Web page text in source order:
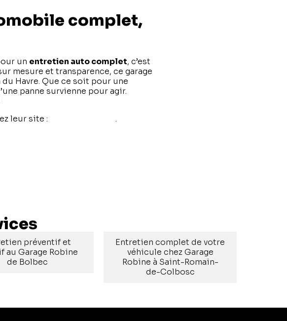
complet,
un entretien auto complet, c’est
mesure et transparence, ce garage
Havre. Que ce soit pour une
panne survienne pour agir.
leur site :
.
préventif et
au Garage Robine
de Bolbec
Entretien complet de votre
véhicule chez Garage
Robine à Saint-Romain-
de-Colbosc